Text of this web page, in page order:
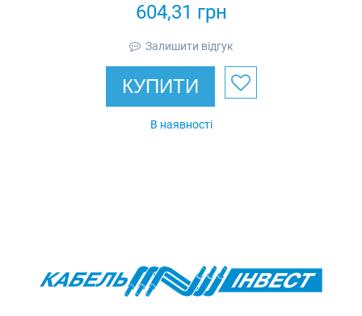
604,31 грн
Залишити відгук
КУПИТИ
В наявності